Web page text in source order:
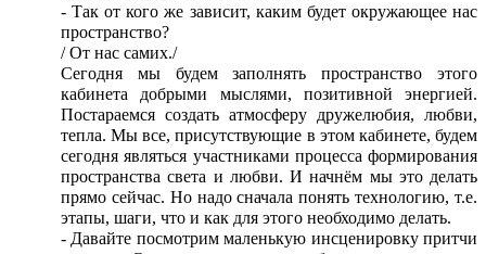
- Так от кого же зависит, каким будет окружающее нас
пространство?
/ От нас самих./
Сегодня мы будем заполнять пространство этого
кабинета добрыми мыслями, позитивной энергией.
Постараемся создать атмосферу дружелюбия, любви,
тепла. Мы все, присутствующие в этом кабинете, будем
сегодня являться участниками процесса формирования
пространства света и любви. И начнём мы это делать
прямо сейчас. Но надо сначала понять технологию, т.е.
этапы, шаги, что и как для этого необходимо делать.
- Давайте посмотрим маленькую инсценировку притчи